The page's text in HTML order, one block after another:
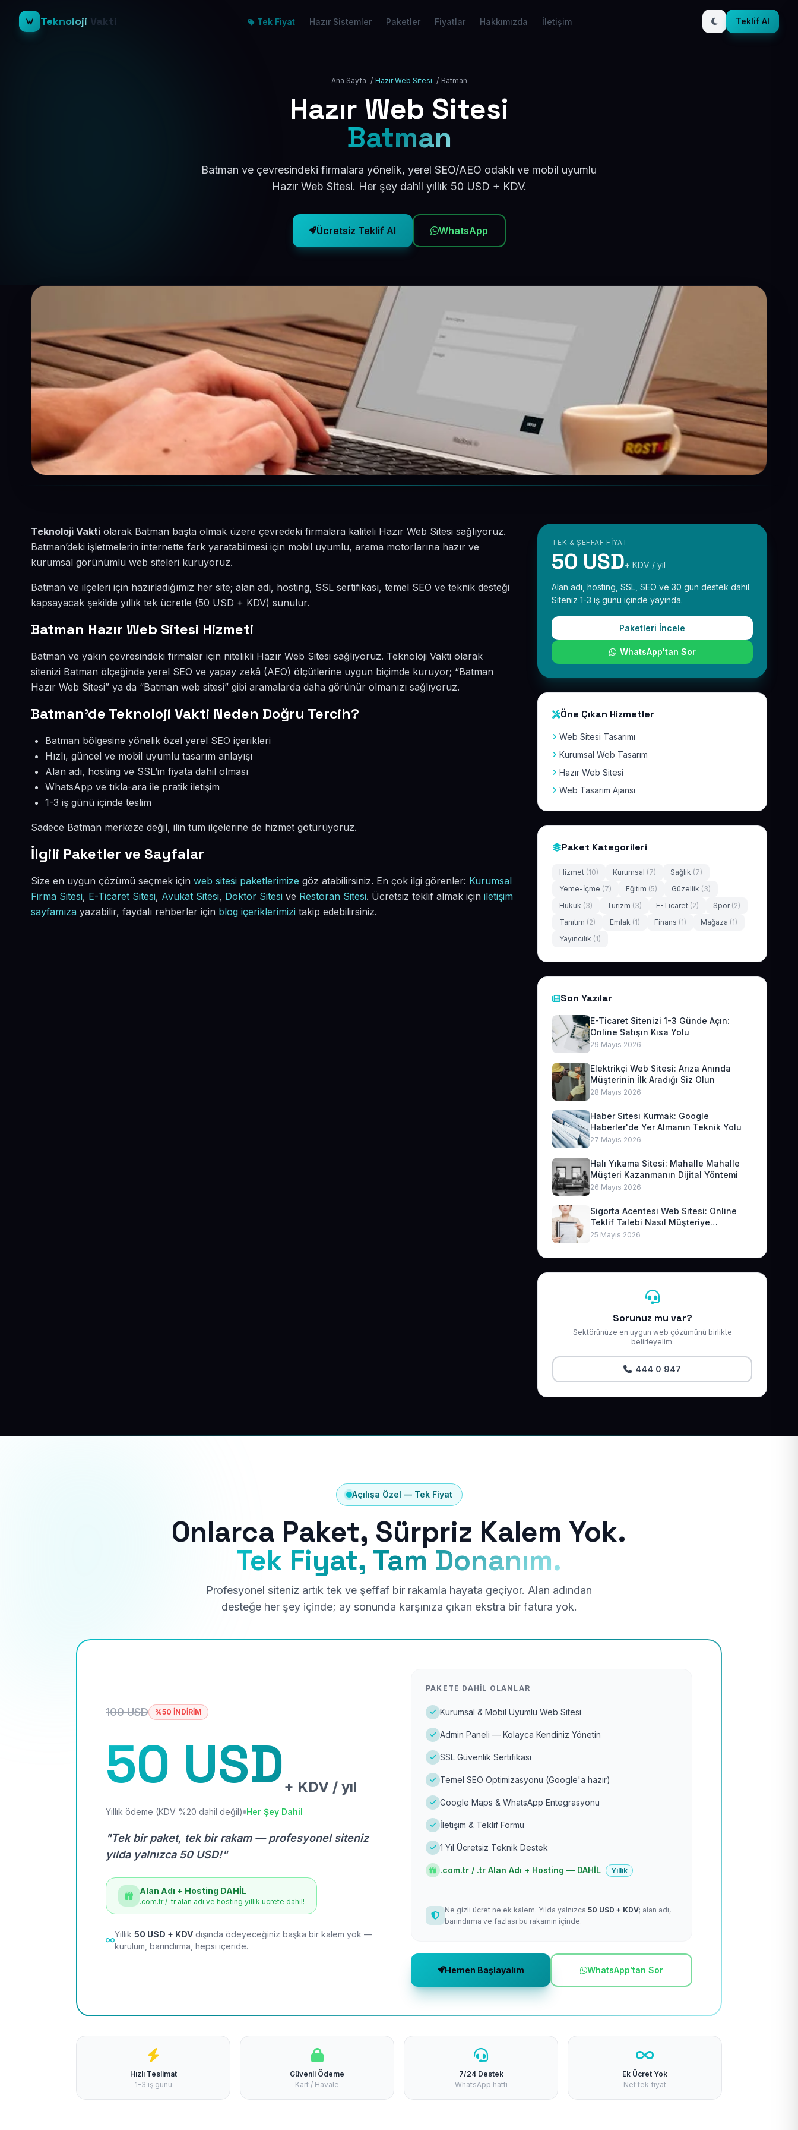
Teknoloji Vakti Tek Fiyat Hazır Sistemler Paketler Fiyatlar Hakkımızda İletişim Teklif Al
Ana Sayfa / Hazır Web Sitesi / Batman
Hazır Web Sitesi
Batman
Batman ve çevresindeki firmalara yönelik, yerel SEO/AEO odaklı ve mobil uyumlu
Hazır Web Sitesi. Her şey dahil yıllık 50 USD + KDV.
Ücretsiz Teklif Al WhatsApp
Teknoloji Vakti olarak Batman başta olmak üzere çevredeki firmalara kaliteli Hazır Web Sitesi sağlıyoruz.
Batman’deki işletmelerin internette fark yaratabilmesi için mobil uyumlu, arama motorlarına hazır ve
kurumsal görünümlü web siteleri kuruyoruz.
Batman ve ilçeleri için hazırladığımız her site; alan adı, hosting, SSL sertifikası, temel SEO ve teknik desteği
kapsayacak şekilde yıllık tek ücretle (50 USD + KDV) sunulur.
Batman Hazır Web Sitesi Hizmeti
Batman ve yakın çevresindeki firmalar için nitelikli Hazır Web Sitesi sağlıyoruz. Teknoloji Vakti olarak
sitenizi Batman ölçeğinde yerel SEO ve yapay zekâ (AEO) ölçütlerine uygun biçimde kuruyor; “Batman
Hazır Web Sitesi” ya da “Batman web sitesi” gibi aramalarda daha görünür olmanızı sağlıyoruz.
Batman’de Teknoloji Vakti Neden Doğru Tercih?
Batman bölgesine yönelik özel yerel SEO içerikleri
Hızlı, güncel ve mobil uyumlu tasarım anlayışı
Alan adı, hosting ve SSL’in fiyata dahil olması
WhatsApp ve tıkla-ara ile pratik iletişim
1-3 iş günü içinde teslim
Sadece Batman merkeze değil, ilin tüm ilçelerine de hizmet götürüyoruz.
İlgili Paketler ve Sayfalar
Size en uygun çözümü seçmek için web sitesi paketlerimize göz atabilirsiniz. En çok ilgi görenler: Kurumsal
Firma Sitesi, E-Ticaret Sitesi, Avukat Sitesi, Doktor Sitesi ve Restoran Sitesi. Ücretsiz teklif almak için iletişim
sayfamıza yazabilir, faydalı rehberler için blog içeriklerimizi takip edebilirsiniz.
TEK & ŞEFFAF FIYAT
50 USD+ KDV / yıl
Alan adı, hosting, SSL, SEO ve 30 gün destek dahil.
Siteniz 1-3 iş günü içinde yayında.
Paketleri İncele
WhatsApp'tan Sor
Öne Çıkan Hizmetler
Web Sitesi Tasarımı
Kurumsal Web Tasarım
Hazır Web Sitesi
Web Tasarım Ajansı
Paket Kategorileri
Hizmet (10) Kurumsal (7) Sağlık (7)
Yeme-İçme (7) Eğitim (5) Güzellik (3)
Hukuk (3) Turizm (3) E-Ticaret (2) Spor (2)
Tanıtım (2) Emlak (1) Finans (1) Mağaza (1)
Yayıncılık (1)
Son Yazılar
E-Ticaret Sitenizi 1-3 Günde Açın:
Online Satışın Kısa Yolu
29 Mayıs 2026
Elektrikçi Web Sitesi: Arıza Anında
Müşterinin İlk Aradığı Siz Olun
28 Mayıs 2026
Haber Sitesi Kurmak: Google
Haberler'de Yer Almanın Teknik Yolu
27 Mayıs 2026
Halı Yıkama Sitesi: Mahalle Mahalle
Müşteri Kazanmanın Dijital Yöntemi
26 Mayıs 2026
Sigorta Acentesi Web Sitesi: Online
Teklif Talebi Nasıl Müşteriye
Dönüşür?
25 Mayıs 2026
Sorunuz mu var?
Sektörünüze en uygun web çözümünü birlikte
belirleyelim.
444 0 947
Açılışa Özel — Tek Fiyat
Onlarca Paket, Sürpriz Kalem Yok.
Tek Fiyat, Tam Donanım.
Profesyonel siteniz artık tek ve şeffaf bir rakamla hayata geçiyor. Alan adından
desteğe her şey içinde; ay sonunda karşınıza çıkan ekstra bir fatura yok.
100 USD %50 İNDİRİM
50 USD+ KDV / yıl
Yıllık ödeme (KDV %20 dahil değil) Her Şey Dahil
"Tek bir paket, tek bir rakam — profesyonel siteniz
yılda yalnızca 50 USD!"
Alan Adı + Hosting DAHİL
.com.tr / .tr alan adı ve hosting yıllık ücrete dahil!
Yıllık 50 USD + KDV dışında ödeyeceğiniz başka bir kalem yok —
kurulum, barındırma, hepsi içeride.
PAKETE DAHIL OLANLAR
Kurumsal & Mobil Uyumlu Web Sitesi
Admin Paneli — Kolayca Kendiniz Yönetin
SSL Güvenlik Sertifikası
Temel SEO Optimizasyonu (Google'a hazır)
Google Maps & WhatsApp Entegrasyonu
İletişim & Teklif Formu
1 Yıl Ücretsiz Teknik Destek
.com.tr / .tr Alan Adı + Hosting — DAHİL Yıllık
Ne gizli ücret ne ek kalem. Yılda yalnızca 50 USD + KDV; alan adı,
barındırma ve fazlası bu rakamın içinde.
Hemen Başlayalım WhatsApp'tan Sor
Hızlı Teslimat
1-3 iş günü
Güvenli Ödeme
Kart / Havale
7/24 Destek
WhatsApp hattı
Ek Ücret Yok
Net tek fiyat